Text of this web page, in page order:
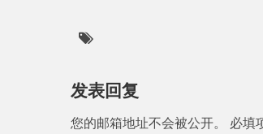
发表回复
您的邮箱地址不会被公开。 必填